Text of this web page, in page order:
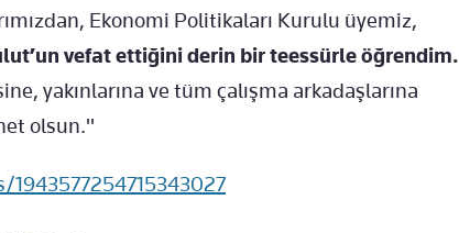
Ekonomi Politikaları Kurulu üyemiz,
vefat ettiğini derin bir teessürle öğrendim.
yakınlarına ve tüm çalışma arkadaşlarına
olsun."